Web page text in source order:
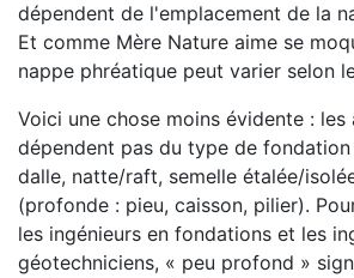
dépendent de l'emplacement de la
Et comme Mère Nature aime se
nappe phréatique peut varier selon
Voici une chose moins évidente : les
dépendent pas du type de
dalle, natte/raft, semelle étalée/
(profonde : pieu, caisson, pilier).
les ingénieurs en fondations et les
géotechniciens, « peu profond »